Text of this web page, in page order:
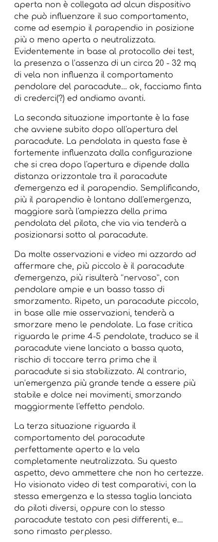
aperta non è collegata ad alcun dispositivo
che può influenzare il suo comportamento,
come ad esempio il parapendio in posizione
più o meno aperta o neutralizzata.
Evidentemente in base al protocollo dei test,
la presenza o l’assenza di un circa 20 - 32 mq
di vela non influenza il comportamento
pendolare del paracadute… ok, facciamo finta
di crederci(?) ed andiamo avanti.
La seconda situazione importante è la fase
che avviene subito dopo all'apertura del
paracadute. La pendolata in questa fase è
fortemente influenzata dalla configurazione
che si crea dopo l'apertura e dipende dalla
distanza orizzontale tra il paracadute
d'emergenza ed il parapendio. Semplificando,
più il parapendio è lontano dall'emergenza,
maggiore sarà l'ampiezza della prima
pendolata del pilota, che via via tenderà a
posizionarsi sotto al paracadute.
Da molte osservazioni e video mi azzardo ad
affermare che, più piccolo è il paracadute
d'emergenza, più risulterà “nervoso”, con
pendolare ampie e un basso tasso di
smorzamento. Ripeto, un paracadute piccolo,
in base alle mie osservazioni, tenderà a
smorzare meno le pendolate. La fase critica
riguarda le prime 4-5 pendolate, traduco se il
paracadute viene lanciato a bassa quota,
rischio di toccare terra prima che il
paracadute si sia stabilizzato. Al contrario,
un’emergenza più grande tende a essere più
stabile e dolce nei movimenti, smorzando
maggiormente l'effetto pendolo.
La terza situazione riguarda il
comportamento del paracadute
perfettamente aperto e la vela
completamente neutralizzata. Su questo
aspetto, devo ammettere che non ho certezze.
Ho visionato video di test comparativi, con la
stessa emergenza e la stessa taglia lanciata
da piloti diversi, oppure con lo stesso
paracadute testato con pesi differenti, e…
sono rimasto perplesso.